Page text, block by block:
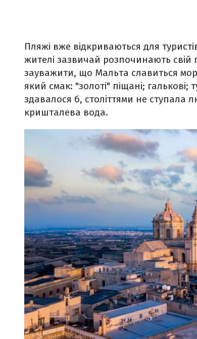
Пляжі вже відкриваються для
жителі зазвичай розпочинають
зауважити, що Мальта славиться
який смак: "золоті" піщані;
здавалося б, століттями не
кришталева вода.